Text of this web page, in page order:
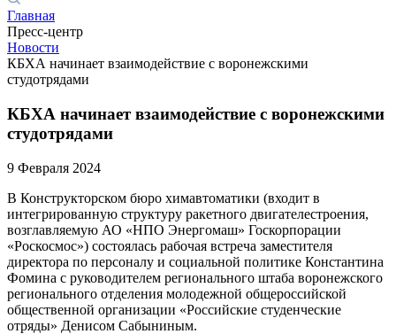
Главная
Пресс-центр
Новости
КБХА начинает взаимодействие с воронежскими
студотрядами
КБХА начинает взаимодействие с воронежскими
студотрядами
9 Февраля 2024
В Конструкторском бюро химавтоматики (входит в
интегрированную структуру ракетного двигателестроения,
возглавляемую АО «НПО Энергомаш» Госкорпорации
«Роскосмос») состоялась рабочая встреча заместителя
директора по персоналу и социальной политике Константина
Фомина с руководителем регионального штаба воронежского
регионального отделения молодежной общероссийской
общественной организации «Российские студенческие
отряды» Денисом Сабыниным.